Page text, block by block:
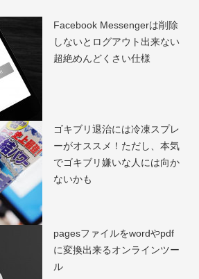
Facebook Messengerは削除
しないとログアウト出来ない
超絶めんどくさい仕様
ゴキブリ退治には冷凍スプレ
ーがオススメ！ただし、本気
でゴキブリ嫌いな人には向か
ないかも
pagesファイルをwordやpdf
に変換出来るオンラインツー
ル